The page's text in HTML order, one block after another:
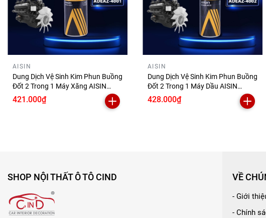
AISIN
Dung Dịch Vệ Sinh Kim Phun Buồng
Đốt 2 Trong 1 Máy Xăng AISIN
200ml ADEAZ-4001 Phụ Gia Làm
Sạch Động Cơ Ô Tô
421.000₫
AISIN
Dung Dịch Vệ Sinh Kim Phun Buồng
Đốt 2 Trong 1 Máy Dầu AISIN
250ml ADEAZ-4002 Phụ Gia Làm
Sạch Hệ Thống Nhiên Liệu
428.000₫
SHOP NỘI THẤT Ô TÔ CIND VỀ
- Giới
- Chính